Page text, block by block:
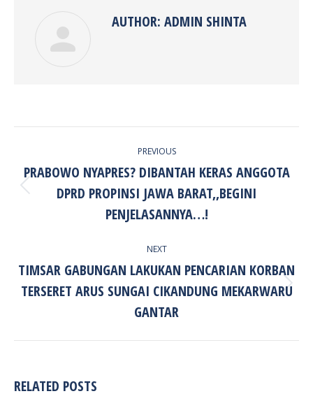
AUTHOR: ADMIN SHINTA
PREVIOUS
Previous
post:
PRABOWO NYAPRES? DIBANTAH KERAS ANGGOTA
DPRD PROPINSI JAWA BARAT,,BEGINI
PENJELASANNYA…!
NEXT
Next
post:
TIMSAR GABUNGAN LAKUKAN PENCARIAN KORBAN
TERSERET ARUS SUNGAI CIKANDUNG MEKARWARU
GANTAR
RELATED POSTS